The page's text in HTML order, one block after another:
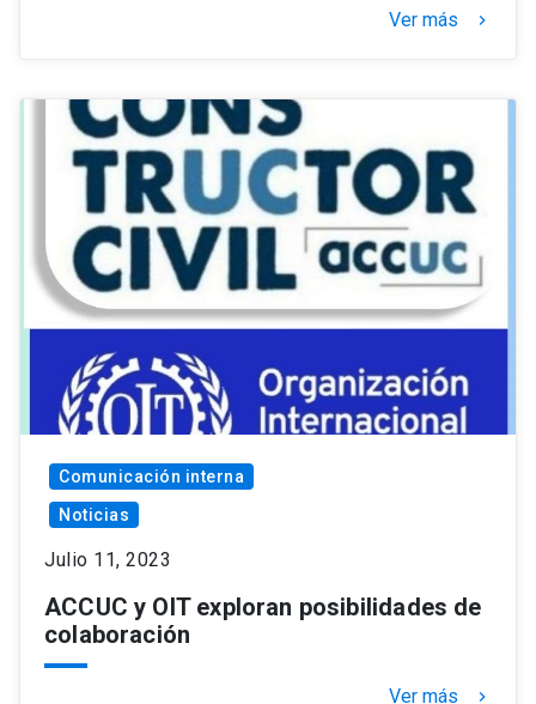
Ver más keyboard_arrow_right
Comunicación interna
Noticias
Julio 11, 2023
ACCUC y OIT exploran posibilidades de
colaboración
Ver más keyboard_arrow_right